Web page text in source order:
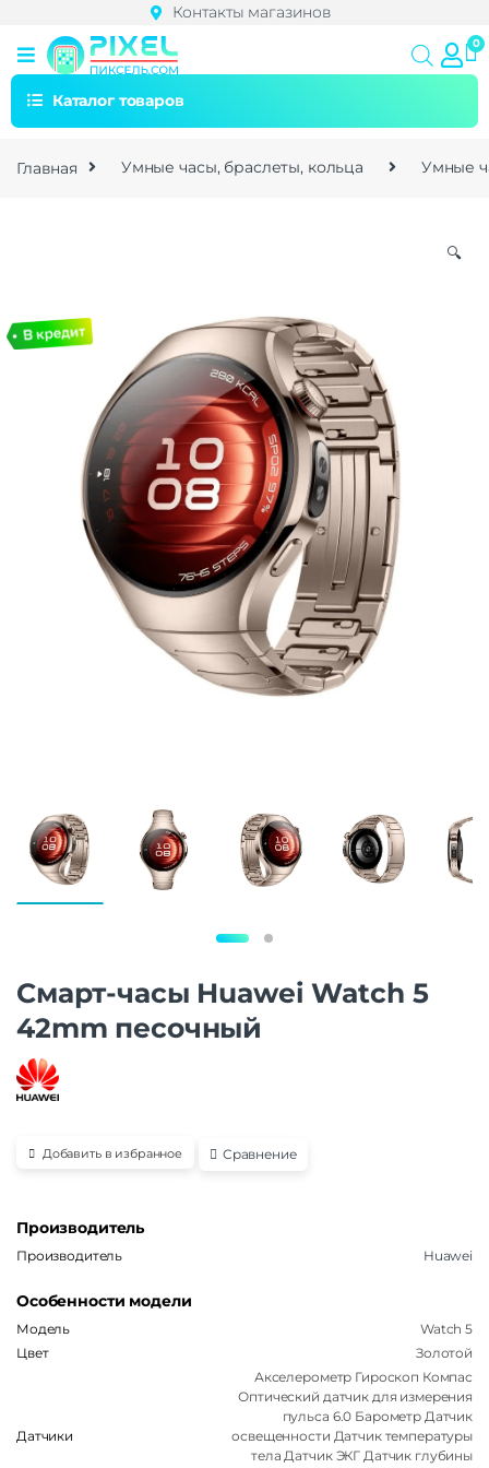
Контакты магазинов
Каталог товаров
Главная Умные часы, браслеты, кольца Умные
🔍
Смарт-часы Huawei Watch 5
42mm песочный
Добавить в избранное Сравнение
Производитель
Производитель Huawei
Особенности модели
Модель
Watch 5
Цвет
Золотой
Датчики
Акселерометр Гироскоп Компас
Оптический датчик для измерения
пульса 6.0 Барометр Датчик
освещенности Датчик температуры
тела Датчик ЭКГ Датчик глубины